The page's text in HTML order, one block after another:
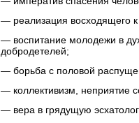
— реализация восходящего к
— воспитание молодежи в
добродетелей;
— борьба с половой
— коллективизм, неприятие
— вера в грядущую